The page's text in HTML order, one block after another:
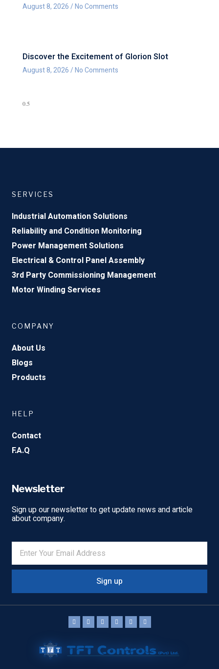
August 8, 2026 No Comments
Discover the Excitement of Glorion Slot
August 8, 2026 No Comments
SERVICES
Industrial Automation Solutions
Reliability and Condition Monitoring
Power Management Solutions
Electrical & Control Panel Assembly
3rd Party Commissioning Management
Motor Winding Services
COMPANY
About Us
Blogs
Products
HELP
Contact
F.A.Q
Newsletter
Sign up our newsletter to get update news and article
about company.
Sign up